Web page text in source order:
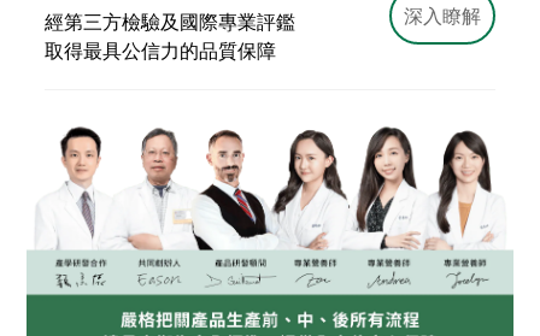
經第三方檢驗及國際專業評鑑
取得最具公信力的品質保障
深入瞭解